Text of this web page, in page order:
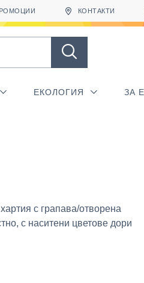
КОНТАКТИ
ЕКОЛОГИЯ ЗА
с грапава/отворена
с наситени цветове дори